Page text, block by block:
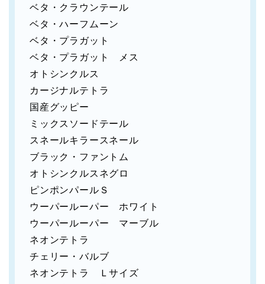
ベタ・クラウンテール
ベタ・ハーフムーン
ベタ・プラガット
ベタ・プラガット メス
オトシンクルス
カージナルテトラ
国産グッピー
ミックスソードテール
スネールキラースネール
ブラック・ファントム
オトシンクルスネグロ
ピンポンパールＳ
ウーパールーパー ホワイト
ウーパールーパー マーブル
ネオンテトラ
チェリー・バルブ
ネオンテトラ Ｌサイズ